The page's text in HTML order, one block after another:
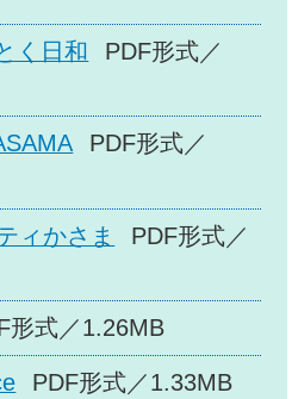
く日和
PDF形式／
PDF形式／
ィかさま
PDF形式／
形式／1.26MB
PDF形式／1.33MB